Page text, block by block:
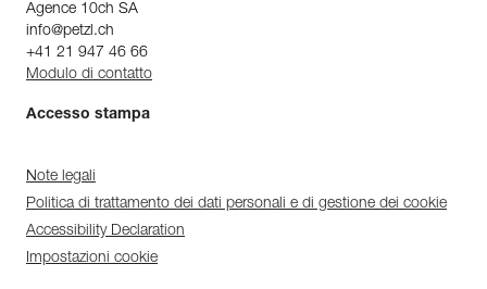
Agence 10ch SA
info@petzl.ch
+41 21 947 46 66
Modulo di contatto
Accesso stampa
Note legali
Politica di trattamento dei dati personali e di gestione dei cookie
Accessibility Declaration
Impostazioni cookie